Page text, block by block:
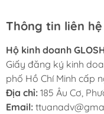
Thông tin liên hệ
Hộ kinh doanh
Giấy đăng ký kinh
phố Hồ Chí Minh cấp
Địa chỉ: 185 Âu Cơ,
Email: